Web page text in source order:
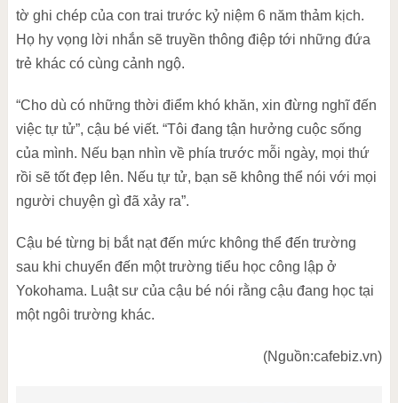
tờ ghi chép của con trai trước kỷ niệm 6 năm thảm kịch.
Họ hy vọng lời nhắn sẽ truyền thông điệp tới những đứa
trẻ khác có cùng cảnh ngộ.
“Cho dù có những thời điểm khó khăn, xin đừng nghĩ đến
việc tự tử”, cậu bé viết. “Tôi đang tận hưởng cuộc sống
của mình. Nếu bạn nhìn về phía trước mỗi ngày, mọi thứ
rồi sẽ tốt đẹp lên. Nếu tự tử, bạn sẽ không thể nói với mọi
người chuyện gì đã xảy ra”.
Cậu bé từng bị bắt nạt đến mức không thể đến trường
sau khi chuyển đến một trường tiểu học công lập ở
Yokohama. Luật sư của cậu bé nói rằng cậu đang học tại
một ngôi trường khác.
(Nguồn:cafebiz.vn)